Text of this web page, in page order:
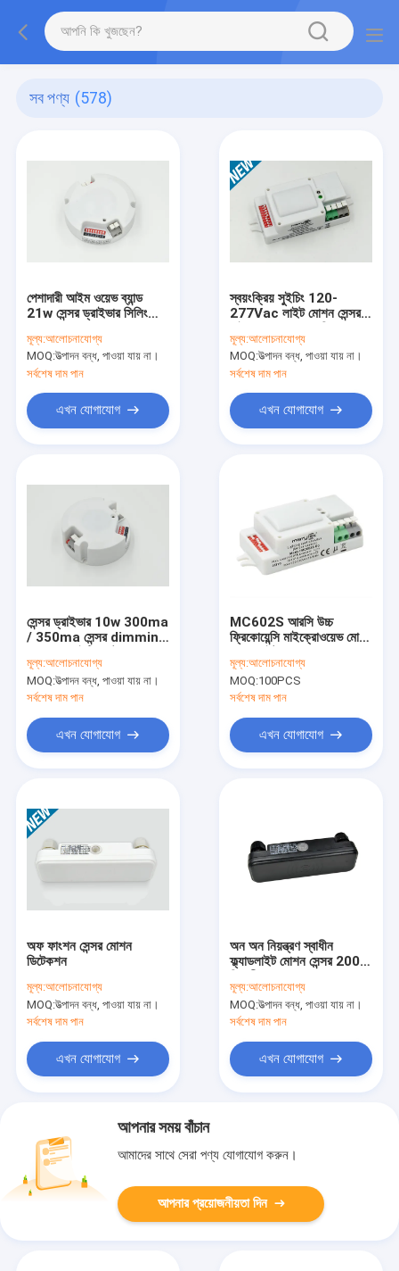
সব পণ্য (578)
পেশাদারী আইম ওয়েভ ব্যান্ড
21w সেন্সর ড্রাইভার সিলিং
মূল্য:আলোচনাযোগ্য
MOQ:উত্পাদন বন্ধ, পাওয়া যায় না।
সর্বশেষ দাম পান
এখন যোগাযোগ
স্বয়ংক্রিয় সুইচিং 120-
277Vac লাইট মোশন সেন্সর
এফসিসি
মূল্য:আলোচনাযোগ্য
MOQ:উত্পাদন বন্ধ, পাওয়া যায় না।
সর্বশেষ দাম পান
এখন যোগাযোগ
সেন্সর ড্রাইভার 10w 300ma
/ 350ma সেন্সর dimming
মূল্য:আলোচনাযোগ্য
MOQ:উত্পাদন বন্ধ, পাওয়া যায় না।
সর্বশেষ দাম পান
এখন যোগাযোগ
MC602S আরসি উচ্চ
ফ্রিকোয়েন্সি মাইক্রোওয়েভ মোশন
গতি সেন্সর
মূল্য:আলোচনাযোগ্য
MOQ:100PCS
সর্বশেষ দাম পান
এখন যোগাযোগ
অফ ফাংশন সেন্সর মোশন
ডিটেকশন
মূল্য:আলোচনাযোগ্য
MOQ:উত্পাদন বন্ধ, পাওয়া যায় না।
সর্বশেষ দাম পান
এখন যোগাযোগ
অন ​​অন নিয়ন্ত্রণ স্বাধীন
ফ্ল্যাডলাইট মোশন সেন্সর 200w
মূল্য:আলোচনাযোগ্য
MOQ:উত্পাদন বন্ধ, পাওয়া যায় না।
সর্বশেষ দাম পান
এখন যোগাযোগ
আপনার সময় বাঁচান
আমাদের সাথে সেরা পণ্য যোগাযোগ করুন।
আপনার প্রয়োজনীয়তা দিন